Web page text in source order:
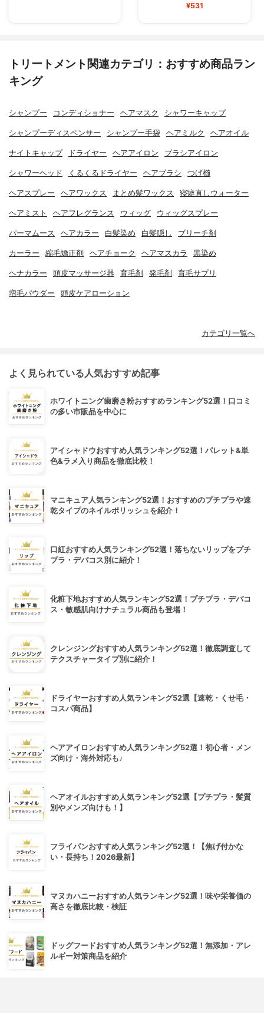
¥531
トリートメント関連カテゴリ：おすすめ商品ラン
キング
シャンプー コンディショナー ヘアマスク シャワーキャップ
シャンプーディスペンサー シャンプー手袋 ヘアミルク ヘアオイル
ナイトキャップ ドライヤー ヘアアイロン ブラシアイロン
シャワーヘッド くるくるドライヤー ヘアブラシ つげ櫛
ヘアスプレー ヘアワックス まとめ髪ワックス 寝癖直しウォーター
ヘアミスト ヘアフレグランス ウィッグ ウィッグスプレー
パーマムース ヘアカラー 白髪染め 白髪隠し ブリーチ剤
カーラー 縮毛矯正剤 ヘアチョーク ヘアマスカラ 黒染め
ヘナカラー 頭皮マッサージ器 育毛剤 発毛剤 育毛サプリ
増毛パウダー 頭皮ケアローション
カテゴリ一覧へ
よく見られている人気おすすめ記事
ホワイトニング歯磨き粉おすすめランキング52選！口コミ
の多い市販品を中心に
アイシャドウおすすめ人気ランキング52選！パレット&単
色&ラメ入り商品を徹底比較！
マニキュア人気ランキング52選！おすすめのプチプラや速
乾タイプのネイルポリッシュを紹介！
口紅おすすめ人気ランキング52選！落ちないリップをプチ
プラ・デパコス別に紹介！
化粧下地おすすめ人気ランキング52選！プチプラ・デパコ
ス・敏感肌向けナチュラル商品も登場！
クレンジングおすすめ人気ランキング52選！徹底調査して
テクスチャータイプ別に紹介！
ドライヤーおすすめ人気ランキング52選【速乾・くせ毛・
コスパ商品】
ヘアアイロンおすすめ人気ランキング52選！初心者・メン
ズ向け・海外対応も♪
ヘアオイルおすすめ人気ランキング52選【プチプラ・髪質
別やメンズ向けも！】
フライパンおすすめ人気ランキング52選！【焦げ付かな
い・長持ち！2026最新】
マヌカハニーおすすめ人気ランキング52選！味や栄養価の
高さを徹底比較・検証
ドッグフードおすすめ人気ランキング52選！無添加・アレ
ルギー対策商品を紹介